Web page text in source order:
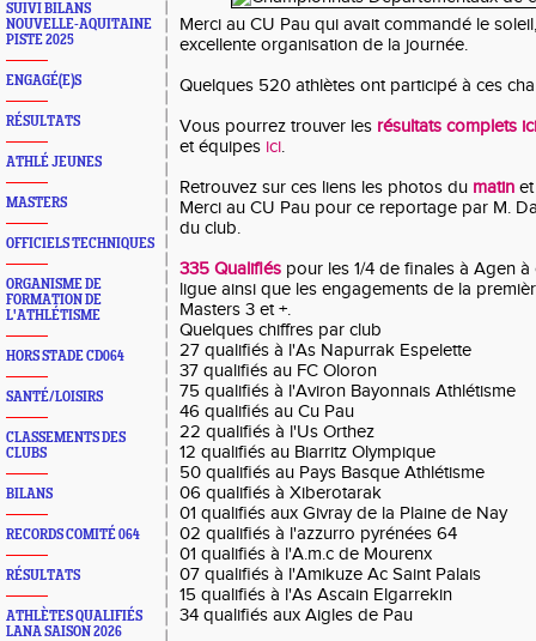
SUIVI BILANS
NOUVELLE-AQUITAINE
PISTE 2025
ENGAGÉ(E)S
RÉSULTATS
ATHLÉ JEUNES
MASTERS
OFFICIELS TECHNIQUES
ORGANISME DE
FORMATION DE
L'ATHLÉTISME
HORS STADE CD064
SANTÉ/LOISIRS
CLASSEMENTS DES
CLUBS
BILANS
RECORDS COMITÉ 064
RÉSULTATS
ATHLÈTES QUALIFIÉS
LANA SAISON 2026
Merci au CU Pau qui avait commandé le
excellente organisation de la journée.
Quelques 520 athlètes ont participé à ces
Vous pourrez trouver les résultats complets ici
et équipes ici.
Retrouvez sur ces liens les photos du matin
Merci au CU Pau pour ce reportage par M.
du club.
335 Qualifiés pour les 1/4 de finales à Agen
ligue ainsi que les engagements de la
Masters 3 et +.
Quelques chiffres par club
27 qualifiés à l'As Napurrak Espelette
37 qualifiés au FC Oloron
75 qualifiés à l'Aviron Bayonnais Athlétisme
46 qualifiés au Cu Pau
22 qualifiés à l'Us Orthez
12 qualifiés au Biarritz Olympique
50 qualifiés au Pays Basque Athlétisme
06 qualifiés à Xiberotarak
01 qualifiés aux Givray de la Plaine de Nay
02 qualifiés à l'azzurro pyrénées 64
01 qualifiés à l'A.m.c de Mourenx
07 qualifiés à l'Amikuze Ac Saint Palais
15 qualifiés à l'As Ascain Elgarrekin
34 qualifiés aux Aigles de Pau